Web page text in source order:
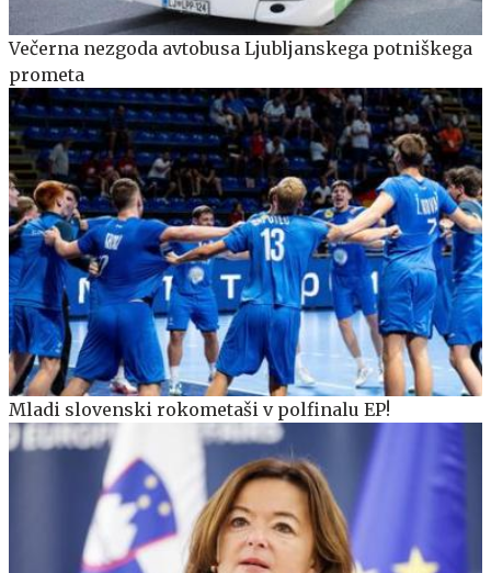
Večerna nezgoda avtobusa Ljubljanskega potniškega
prometa
Mladi slovenski rokometaši v polfinalu EP!